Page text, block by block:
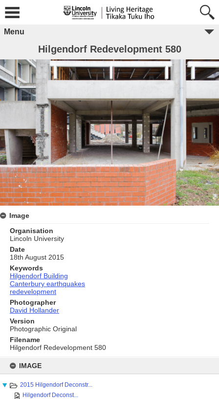
content
IMAGE
2015 Hilgendorf Deconstr...
Hilgendorf Deconst...
Menu
Hilgendorf Redevelopment 580
Image
Organisation
Lincoln University
Date
18th August 2015
Keywords
Hilgendorf Building
Canterbury earthquakes
redevelopment
Photographer
David Hollander
Version
Photographic Original
Filename
Hilgendorf Redevelopment 580